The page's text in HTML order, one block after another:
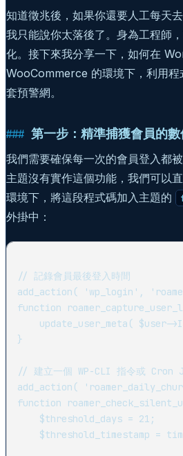
知道徵兆後，如果你還要人工每天
我只能說你太落後了。身為工程師
化。接下來我分享一下，如何在
WooCommerce 的環境下，利用程
套預警網。
第一步：精準捕獲會員的
我們需要確保每一次的會員登入都
主題沒有實作這個功能，我們可以
環境下，將這段程式碼加入主題的
外掛中：
// 記錄會員最後登入時間
add_action( 'wp_login',
function
update_user_meta( $user-
}
// 建立一個 WP-CLI 指令或 Cron
add_action(
function
    $threshold_days = 21;
$threshold_timestamp =